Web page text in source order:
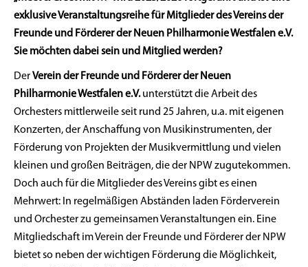
exklusive Veranstaltungsreihe für Mitglieder des Vereins der
Freunde und Förderer der Neuen Philharmonie Westfalen e.V.
Sie möchten dabei sein und Mitglied werden?
DerVerein der Freunde und Förderer der Neuen
Philharmonie Westfalen e.V. unterstützt die Arbeit des
Orchesters mittlerweile seit rund 25 Jahren, u.a. mit eigenen
Konzerten, der Anschaffung von Musikinstrumenten, der
Förderung von Projekten der Musikvermittlung und vielen
kleinen und großen Beiträgen, die der NPW zugutekommen.
Doch auch für die Mitglieder des Vereins gibt es einen
Mehrwert: In regelmäßigen Abständen laden Förderverein
und Orchester zu gemeinsamen Veranstaltungen ein. Eine
Mitgliedschaft im Verein der Freunde und Förderer der NPW
bietet so neben der wichtigen Förderung die Möglichkeit,